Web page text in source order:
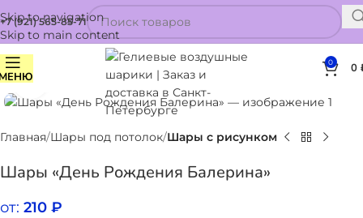
Skip to navigation
Skip to main content
+7 (921) 565-85-71
0 0
Нажмите, чтобы увеличить
Главная Шары под потолок Шары с рисунком
Шары «День Рождения Балерина»
от: 210 ₽